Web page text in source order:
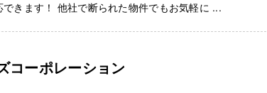
きます！ 他社で断られた物件でもお気軽に ...
コーポレーション